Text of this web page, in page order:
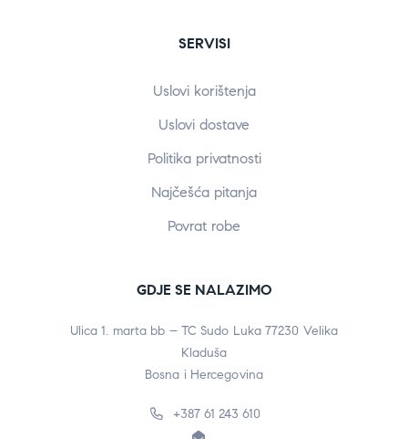
SERVISI
Uslovi korištenja
Uslovi dostave
Politika privatnosti
Najčešća pitanja
Povrat robe
GDJE SE NALAZIMO
Ulica 1. marta bb – TC Sudo Luka 77230 Velika
Kladuša
Bosna i Hercegovina
+387 61 243 610